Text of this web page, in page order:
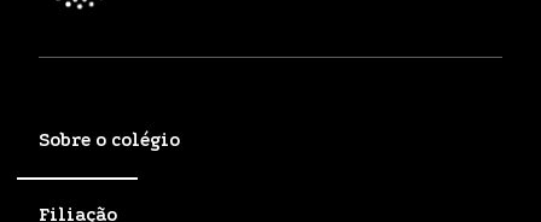
Sobre o colégio
Filiação